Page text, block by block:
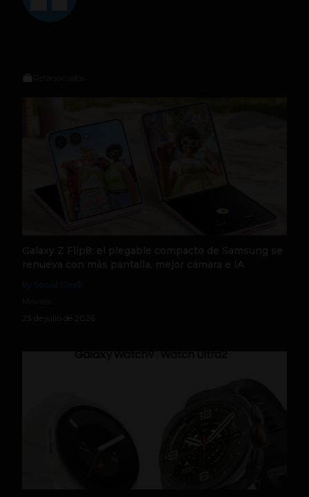
Galaxy Z Flip8: el plegable compacto de Samsung se
renueva con más pantalla, mejor cámara e IA
23 de julio de 2026